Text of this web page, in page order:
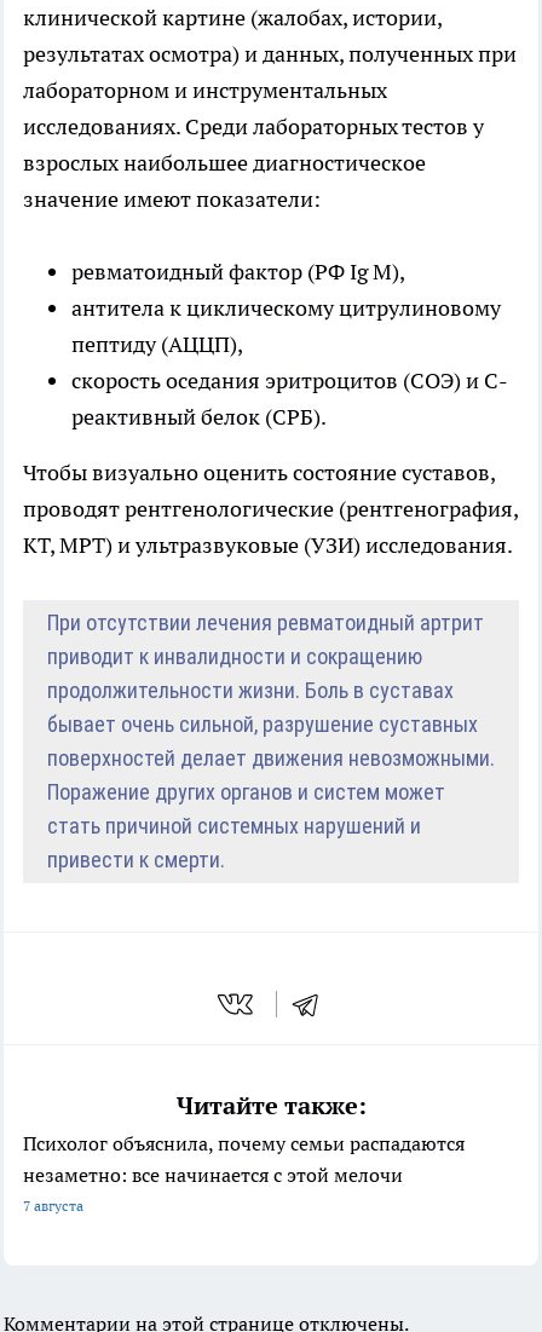
клинической картине (жалобах, истории,
результатах осмотра) и данных, полученных при
лабораторном и инструментальных
исследованиях. Среди лабораторных тестов у
взрослых наибольшее диагностическое
значение имеют показатели:
ревматоидный фактор (РФ Ig M),
антитела к циклическому цитрулиновому
пептиду (АЦЦП),
скорость оседания эритроцитов (СОЭ) и С-
реактивный белок (СРБ).
Чтобы визуально оценить состояние суставов,
проводят рентгенологические (рентгенография,
КТ, МРТ) и ультразвуковые (УЗИ) исследования.
При отсутствии лечения ревматоидный артрит
приводит к инвалидности и сокращению
продолжительности жизни. Боль в суставах
бывает очень сильной, разрушение суставных
поверхностей делает движения невозможными.
Поражение других органов и систем может
стать причиной системных нарушений и
привести к смерти.
Читайте также:
Психолог объяснила, почему семьи распадаются
незаметно: все начинается с этой мелочи
7 августа
Комментарии на этой странице отключены.